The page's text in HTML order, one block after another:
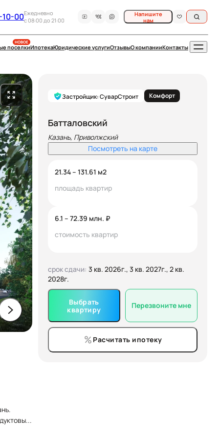
10-00Ежедневно
c 08:00 до 21:00
Напишите
нам
НОВОЕ
поселкиИпотекаЮридические услугиОтзывыО компанииКонтакты
...
Застройщик: СуварСтроит Комфорт
Батталовский
Казань, Приволжский
Посмотреть на карте
21.34 – 131.61 м2
площадь квартир
6.1 – 72.39 млн. ₽
стоимость квартир
срок сдачи: 3 кв. 2026г., 3 кв. 2027г., 2 кв.
2028г.
Выбрать
квартиру
Перезвоните мне
Расчитать ипотеку